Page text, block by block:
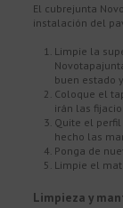
El cubrejunta
instalación del
Limpie la
buen estado
Coloque el
irán las
Quite el
hecho las
Ponga de
Limpie el
Limpieza y